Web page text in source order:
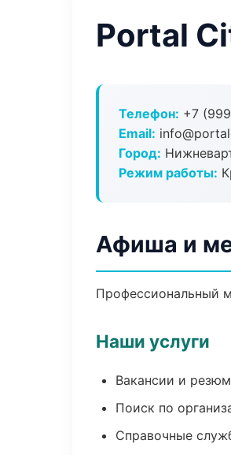
Portal
Телефон: +7
Email:
Город:
Режим работы:
Афиша и
Профессиональный
Наши услуги
Вакансии и
Поиск по
Справочные